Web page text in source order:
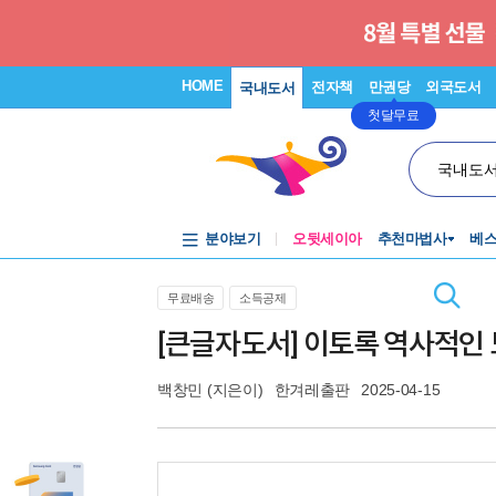
HOME 국내도서 전자책 만권당
첫달무료
외국도서
국내도
분야보기 오뒷세이아 추천마법사 베
무료배송 소득공제
[큰글자도서] 이토록 역사적인
백창민 (지은이) 한겨레출판 2025-04-15